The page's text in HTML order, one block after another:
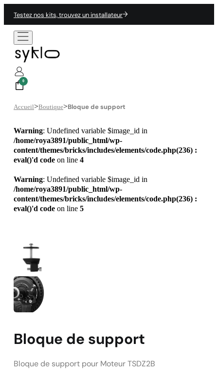
Testez nos kits, trouvez un installateur
0
Accueil>Boutique>Bloque de support
Warning: Undefined variable $image_id in
/home/roya3891/public_html/wp-
content/themes/bricks/includes/elements/code.php(236) :
eval()'d code on line 4
Warning: Undefined variable $image_id in
/home/roya3891/public_html/wp-
content/themes/bricks/includes/elements/code.php(236) :
eval()'d code on line 5
Bloque de support
Bloque de support pour Moteur TSDZ2B